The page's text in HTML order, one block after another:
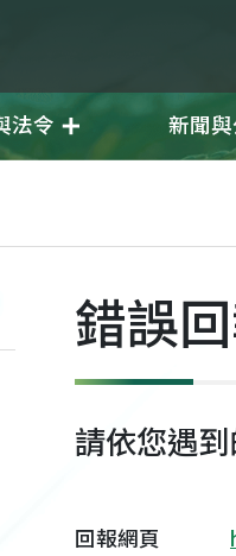
法令 新聞
錯誤
請依您遇
回報網頁